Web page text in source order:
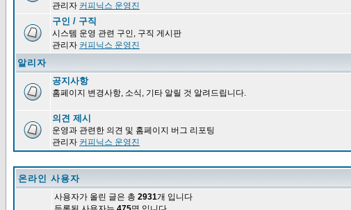
관리자 커피닉스 운영진
구인 / 구직
시스템 운영 관련 구인, 구직 게시판
관리자 커피닉스 운영진
알리자
공지사항
홈페이지 변경사항, 소식, 기타 알릴 것 알려드립니다.
의견 제시
운영과 관련한 의견 및 홈페이지 버그 리포팅
관리자 커피닉스 운영진
온라인 사용자
사용자가 올린 글은 총 2931개 입니다